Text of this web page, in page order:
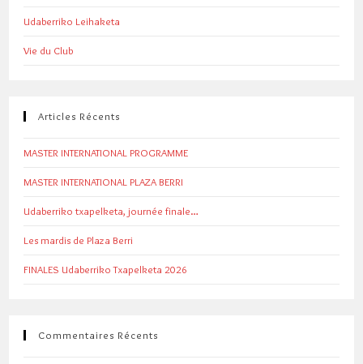
Udaberriko Leihaketa
Vie du Club
Articles Récents
MASTER INTERNATIONAL PROGRAMME
MASTER INTERNATIONAL PLAZA BERRI
Udaberriko txapelketa, journée finale…
Les mardis de Plaza Berri
FINALES Udaberriko Txapelketa 2026
Commentaires Récents